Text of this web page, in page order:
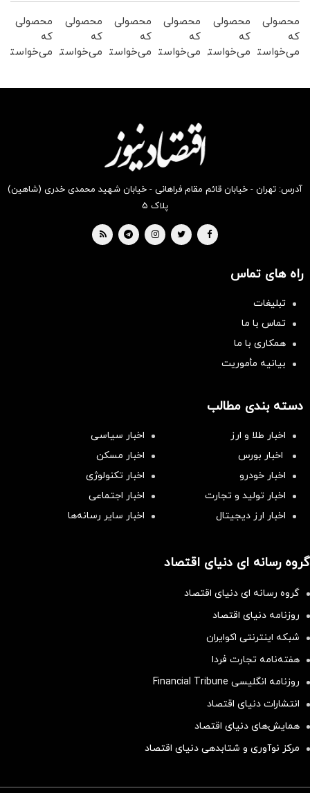
محصولی
که
می‌خواستی
محصولی
که
می‌خواستی
محصولی
که
می‌خواستی
بخر !
محصولی
که
می‌خواستی
بخر !
محصولی
که
می‌خواستی
محصولی
که
می‌خواستی
آدرس: تهران - خیابان قائم مقام فراهانی - خیابان شهید محمدی خدری (شاهین)
پلاک ۵
راه های تماس
تبلیغات
تماس با ما
همکاری با ما
بیانیه مأموریت
دسته بندی مطالب
اخبار طلا و ارز
اخبار سیاسی
اخبار بورس
اخبار مسکن
اخبار خودرو
اخبار تکنولوژی
اخبار تولید و تجارت
اخبار اجتماعی
اخبار ارز دیجیتال
اخبار سایر رسانه‌‌ها
گروه رسانه ای دنیای اقتصاد
گروه رسانه ای دنیای اقتصاد
روزنامه دنیای اقتصاد
شبکه اینترنتی اکوایران
هفته‌نامه تجارت فردا
روزنامه انگلیسی Financial Tribune
انتشارات دنیای اقتصاد
همایش‌های دنیای اقتصاد
مرکز نوآوری و شتابدهی دنیای اقتصاد